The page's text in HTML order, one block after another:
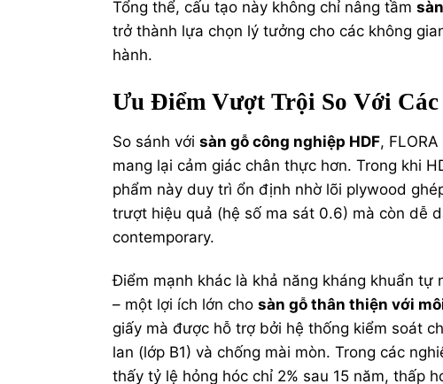
Tổng thể, cấu tạo này không chỉ nâng tầm
trở thành lựa chọn lý tưởng cho các không
hành.
Ưu Điểm Vượt Trội So Với
So sánh với sàn gỗ công nghiệp HDF,
mang lại cảm giác chân thực hơn. Trong khi
phẩm này duy trì ổn định nhờ lõi plywood
trượt hiệu quả (hệ số ma sát 0.6) mà còn dễ
contemporary.
Điểm mạnh khác là khả năng kháng khuẩn tự
– một lợi ích lớn cho sàn gỗ thân thiện với
giấy mà được hỗ trợ bởi hệ thống kiểm soát
lan (lớp B1) và chống mài mòn. Trong các
thấy tỷ lệ hỏng hóc chỉ 2% sau 15 năm, thấp